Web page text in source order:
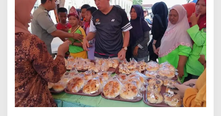
S
u
m
s
e
l